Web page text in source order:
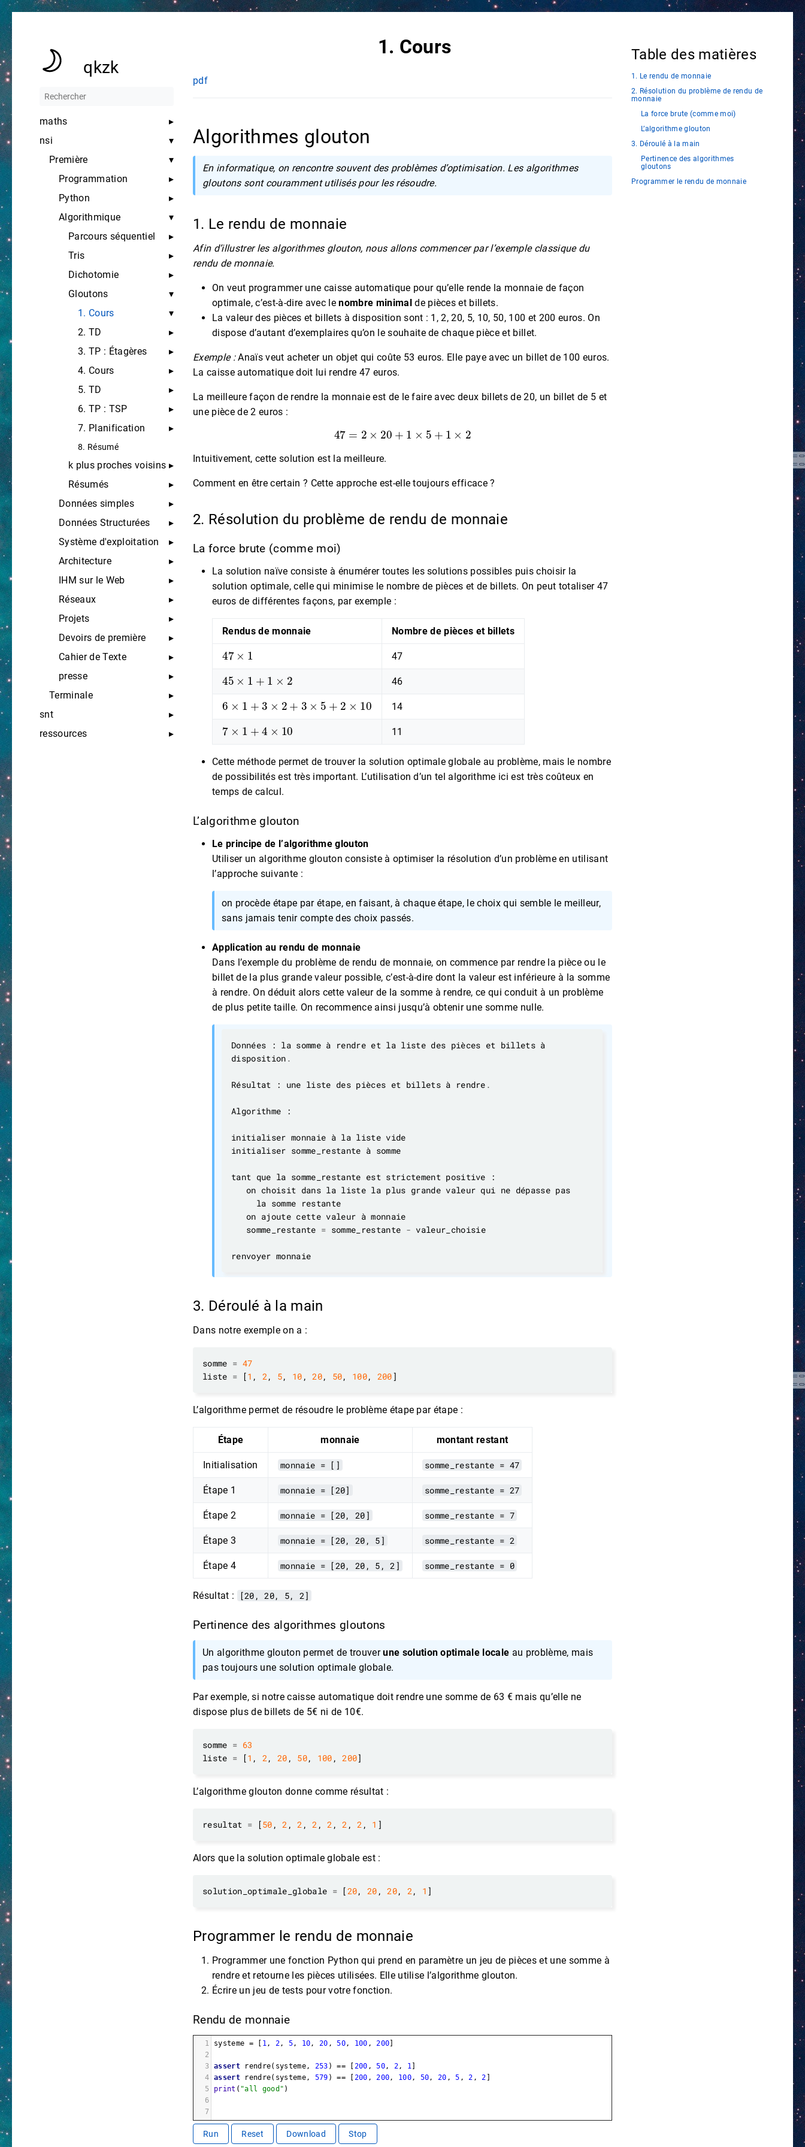
1. Cours
qkzk
maths
nsi
Première
Programmation
Python
Algorithmique
Parcours séquentiel
Tris
Dichotomie
Gloutons
1. Cours
2. TD
3. TP : Étagères
4. Cours
5. TD
6. TP : TSP
7. Planification
8. Résumé
k plus proches voisins
Résumés
Données simples
Données Structurées
Système d'exploitation
Architecture
IHM sur le Web
Réseaux
Projets
Devoirs de première
Cahier de Texte
presse
Terminale
snt
ressources
pdf
Algorithmes glouton
En informatique, on rencontre souvent des problèmes d’optimisation. Les algorithmes
gloutons sont couramment utilisés pour les résoudre.
1. Le rendu de monnaie
Afin d’illustrer les algorithmes glouton, nous allons commencer par l’exemple classique du
rendu de monnaie.
On veut programmer une caisse automatique pour qu’elle rende la monnaie de façon
optimale, c’est-à-dire avec lenombre minimalde pièces et billets.
La valeur des pièces et billets à disposition sont : 1, 2, 20, 5, 10, 50, 100 et 200 euros. On
dispose d’autant d’exemplaires qu’on le souhaite de chaque pièce et billet.
Exemple :Anaïs veut acheter un objet qui coûte 53 euros. Elle paye avec un billet de 100 euros.
La caisse automatique doit lui rendre 47 euros.
La meilleure façon de rendre la monnaie est de le faire avec deux billets de 20, un billet de 5 et
une pièce de 2 euros :
47=2 ×20+ 1 ×5 + 1 2
Intuitivement, cette solution est la meilleure.
Comment en être certain ? Cette approche est-elle toujours efficace ?
2. Résolution du problème de rendu de monnaie
La force brute (comme moi)
La solution naïve consiste à énumérer toutes les solutions possibles puis choisir la
solution optimale, celle qui minimise le nombre de pièces et de billets. On peut totaliser 47
euros de différentes façons, par exemple :
Rendus de monnaie Nombre de pièces et billets
47 1
47
45 1+ ×2
46
6 + 2 3× +2 10
14
7 + 10
11
Cette méthode permet de trouver la solution optimale globale au problème, mais le nombre
de possibilités est très important. L’utilisation d’un tel algorithme ici est très coûteux en
temps de calcul.
L’algorithme glouton
Le principe de l’algorithme glouton
Utiliser un algorithme glouton consiste à optimiser la résolution d’un problème en utilisant
l’approche suivante :
on procède étape par étape, en faisant, à chaque étape, le choix qui semble le meilleur,
sans jamais tenir compte des choix passés.
Application au rendu de monnaie
Dans l’exemple du problème de rendu de monnaie, on commence par rendre la pièce ou le
billet de la plus grande valeur possible, c’est-à-dire dont la valeur est inférieure à la somme
à rendre. On déduit alors cette valeur de la somme à rendre, ce qui conduit à un problème
de plus petite taille. On recommence ainsi jusqu’à obtenir une somme nulle.
disposition .
Résultat : une liste des pièces et billets à rendre .
   somme_restante
= somme_restante - valeur_choisie
3. Déroulé à la main
Dans notre exemple on a :
somme = 47
liste = [1 , 2, 5, 10 , 20, 50, 100, 200
L’algorithme permet de résoudre le problème étape par étape :
Étape monnaie montant restant
Initialisation monnaie = [] somme_restante = 47
Étape 1 monnaie = [20] somme_restante = 27
Étape 2 monnaie = [20, 20] somme_restante = 7
Étape 3 monnaie = [20, 20, 5] somme_restante = 2
Étape 4 monnaie = [20, 20, 5, 2] somme_restante = 0
Résultat : [20, 20, 5, 2]
Pertinence des algorithmes gloutons
Un algorithme glouton permet de trouverune solution optimale locale au problème, mais
pas toujours une solution optimale globale.
Par exemple, si notre caisse automatique doit rendre une somme de 63 € mais qu’elle ne
dispose plus de billets de 5€ ni de 10€.
somme = 63
liste = [1 , 2, 20 , 50, 100 , 200
L’algorithme glouton donne comme résultat :
resultat = [50 , 2 , 2 , 2 , 2 , 2 , 2 , 1
Alors que la solution optimale globale est :
solution_optimale_globale = [20, 20 , 20, 2, 1
Programmer le rendu de monnaie
Programmer une fonction Python qui prend en paramètre un jeu de pièces et une somme à
rendre et retourne les pièces utilisées. Elle utilise l’algorithme glouton.
Écrire un jeu de tests pour votre fonction.
Rendu de monnaie
1 systeme = 1, 2, 5, 10, 20 , 50, 100 , 200
2
3 assert rendre( systeme, 253 ) == [ 200 , 50, 2, 1
4 assert rendre( systeme, 579 ) == [ 200 , 200, 100, 50, 20 , 5 , 2 , 2
5
print ( "all good" )
6
7
Run Reset Download Stop
Table des matières
1. Le rendu de monnaie
2. Résolution du problème de rendu de
monnaie
La force brute (comme moi)
L’algorithme glouton
3. Déroulé à la main
Pertinence des algorithmes
gloutons
Programmer le rendu de monnaie